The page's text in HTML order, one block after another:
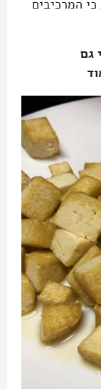
המרכיבים
גם